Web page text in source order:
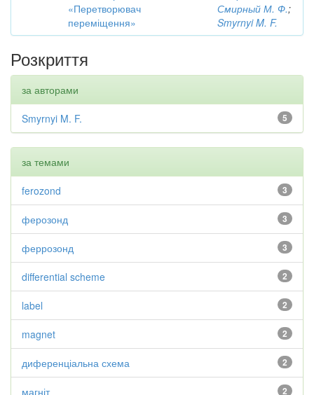
«Перетворювач
переміщення»
Смирный М. Ф.;
Smyrnyi M. F.
Розкриття
за авторами
5
Smyrnyi M. F.
за темами
3
ferozond
3
ферозонд
3
феррозонд
2
differential scheme
2
label
2
magnet
2
диференціальна схема
2
магніт